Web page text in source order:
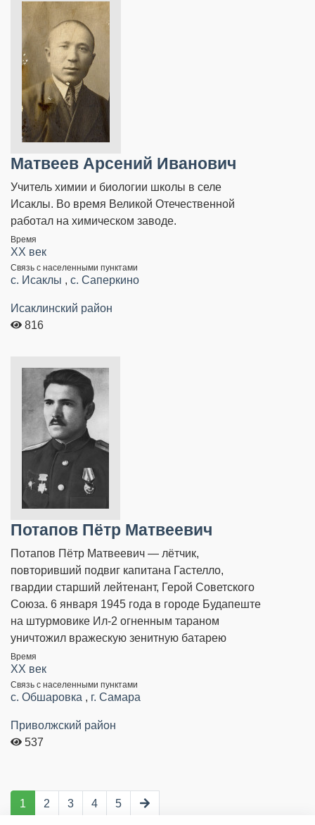
Матвеев Арсений Иванович
Учитель химии и биологии школы в селе
Исаклы. Во время Великой Отечественной
работал на химическом заводе.
Время
XX век
Связь с населенными пунктами
c. Исаклы , c. Саперкино
Исаклинский район
816
Потапов Пётр Матвеевич
Потапов Пётр Матвеевич — лётчик,
повторивший подвиг капитана Гастелло,
гвардии старший лейтенант, Герой Советского
Союза. 6 января 1945 года в городе Будапеште
на штурмовике Ил-2 огненным тараном
уничтожил вражескую зенитную батарею
Время
XX век
Связь с населенными пунктами
с. Обшаровка , г. Самара
Приволжский район
537
1 2 3 4 5